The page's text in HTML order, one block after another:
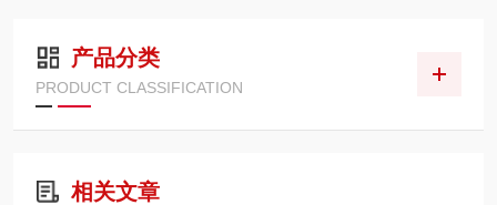
产品分类
PRODUCT CLASSIFICATION
相关文章